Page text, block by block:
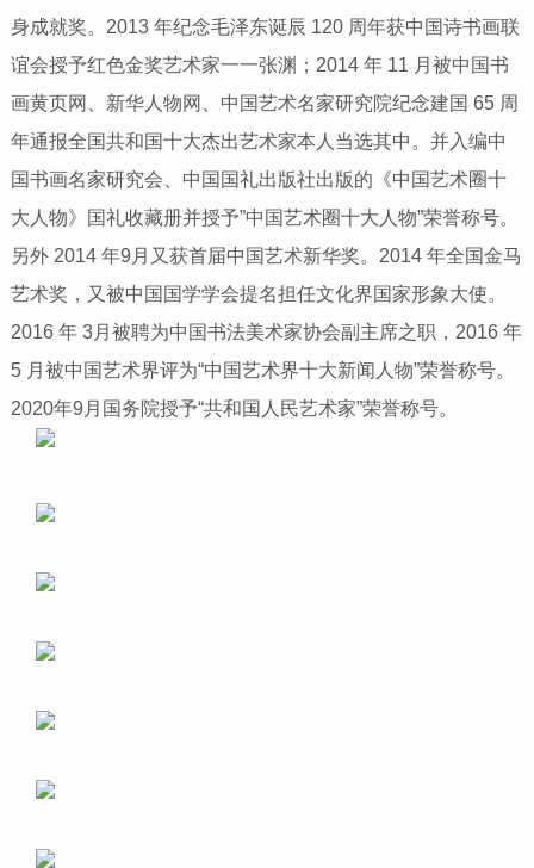
身成就奖。2013 年纪念毛泽东诞辰 120 周年获中国诗书画联
谊会授予红色金奖艺术家一一张渊；2014 年 11 月被中国书
画黄页网、新华人物网、中国艺术名家研究院纪念建国 65 周
年通报全国共和国十大杰出艺术家本人当选其中。并入编中
国书画名家研究会、中国国礼出版社出版的《中国艺术圈十
大人物》国礼收藏册并授予”中国艺术圈十大人物”荣誉称号。
另外 2014 年9月又获首届中国艺术新华奖。2014 年全国金马
艺术奖，又被中国国学学会提名担任文化界国家形象大使。
2016 年 3月被聘为中国书法美术家协会副主席之职，2016 年
5 月被中国艺术界评为“中国艺术界十大新闻人物”荣誉称号。
2020年9月国务院授予“共和国人民艺术家”荣誉称号。